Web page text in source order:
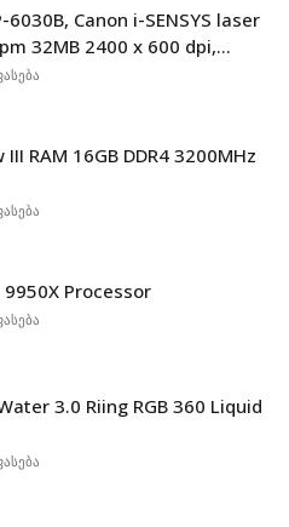
Canon i-SENSYS laser
32MB 2400 x 600 dpi,
RAM 16GB DDR4 3200MHz
Processor
3.0 Riing RGB 360 Liquid